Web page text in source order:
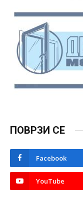
ПОВРЗИ СЕ
Facebook
YouTube